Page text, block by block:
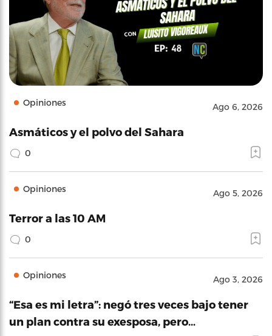
Opiniones Ago 6, 2026
Asmáticos y el polvo del Sahara
0
Opiniones Ago 5, 2026
Terror a las 10 AM
0
Opiniones Ago 3, 2026
“Esa es mi letra”: negó tres veces bajo tener
un plan contra su exesposa, pero…